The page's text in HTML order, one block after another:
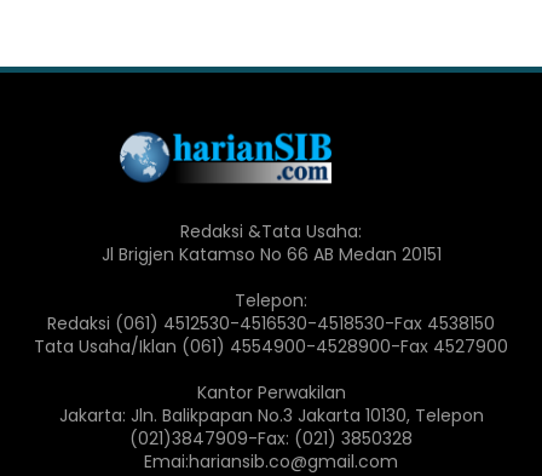
Redaksi &Tata Usaha:
Jl Brigjen Katamso No 66 AB Medan 20151
Telepon:
Redaksi (061) 4512530-4516530-4518530-Fax 4538150
Tata Usaha/Iklan (061) 4554900-4528900-Fax 4527900
Kantor Perwakilan
Jakarta: Jln. Balikpapan No.3 Jakarta 10130, Telepon
(021)3847909-Fax: (021) 3850328
Emai:hariansib.co@gmail.com